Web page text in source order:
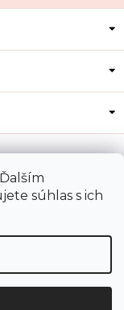
súhlas s ich